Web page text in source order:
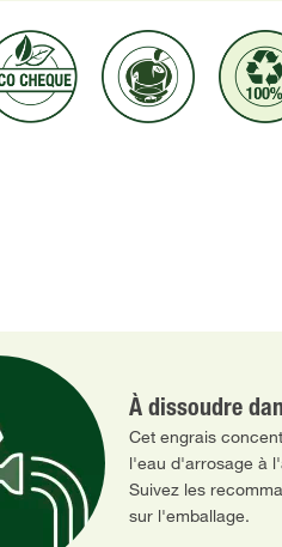
À dissoudre
Cet engrais
l'eau d'arrosage à
Suivez les
sur l'emballage.